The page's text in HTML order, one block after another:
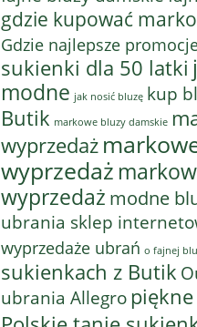
gdzie kupować
Gdzie najlepsze
sukienki dla 50 latki
modne jak nosić bluzę kup
Butik markowe bluzy damskie
wyprzedaż
wyprzedaż
wyprzedaż modne
ubrania sklep
wyprzedaże ubrań o fajnej
sukienkach z Butik
ubrania Allegro